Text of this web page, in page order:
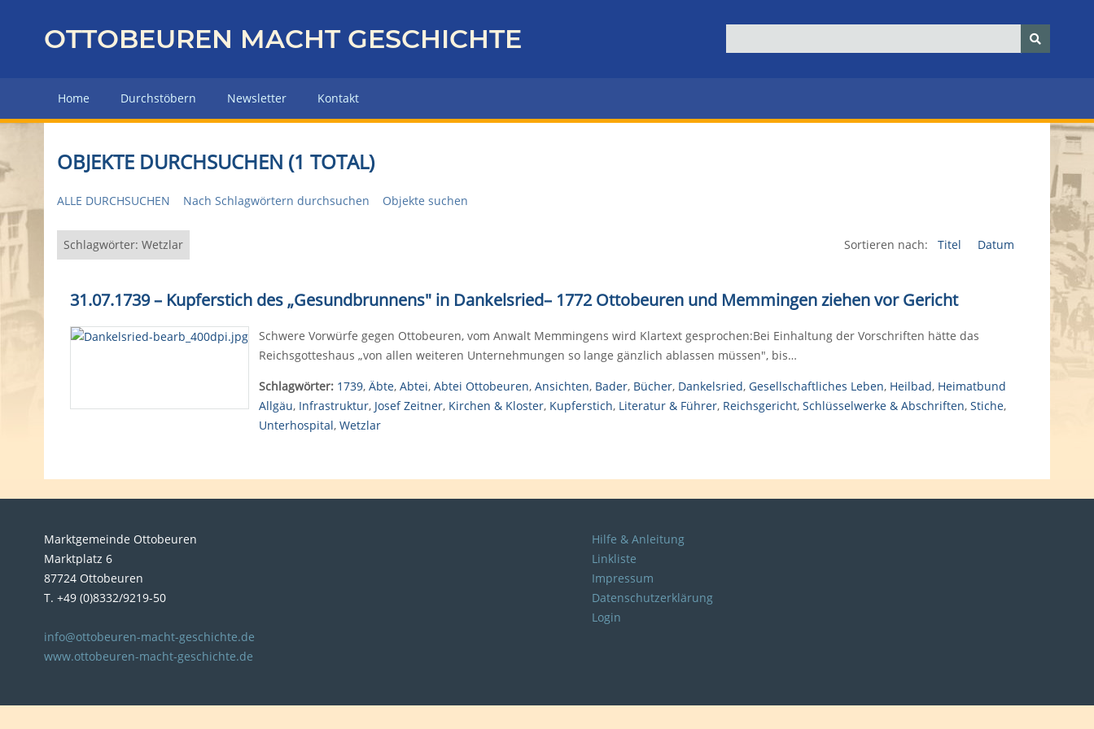
z
r
H
u
p
e
OTTOBEUREN MACHT GESCHICHTE
Home Durchstöbern Newsletter Kontakt
OBJEKTE DURCHSUCHEN (1 TOTAL)
ALLE DURCHSUCHEN Nach Schlagwörtern durchsuchen Objekte suchen
Schlagwörter: Wetzlar Sortieren nach: Titel Datum
31.07.1739 – Kupferstich des „Gesundbrunnens" in Dankelsried–1772 Ottobeuren und Memmingen ziehen vor Gericht
Schwere Vorwürfe gegen Ottobeuren, vom Anwalt Memmingens wird Klartext gesprochen:Bei Einhaltung der Vorschriften hätte das
Reichsgotteshaus „von allen weiteren Unternehmungen so lange gänzlich ablassen müssen", bis…
Schlagwörter: 1739, Äbte, Abtei, Abtei Ottobeuren, Ansichten, Bader, Bücher, Dankelsried, Gesellschaftliches Leben, Heilbad, Heimatbund
Allgäu, Infrastruktur, Josef Zeitner, Kirchen & Kloster, Kupferstich, Literatur & Führer, Reichsgericht, Schlüsselwerke & Abschriften, Stiche,
Unterhospital, Wetzlar
Marktgemeinde Ottobeuren
Marktplatz 6
87724 Ottobeuren
T. +49 (0)8332/9219-50
info@ottobeuren-macht-geschichte.de
www.ottobeuren-macht-geschichte.de
Hilfe & Anleitung
Linkliste
Impressum
Datenschutzerklärung
Login